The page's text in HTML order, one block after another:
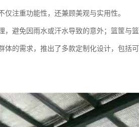
仅注重功能性，还兼顾美观与实用性。
，避免因雨水或汗水导致的意外；篮筐与
体的需求，推出了多款定制化设计，包括